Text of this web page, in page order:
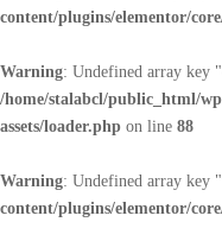
content/plugins/elementor/
Warning: Undefined array key
/home/stalabcl/public_html/
assets/loader.php on line 88
Warning: Undefined array key
content/plugins/elementor/